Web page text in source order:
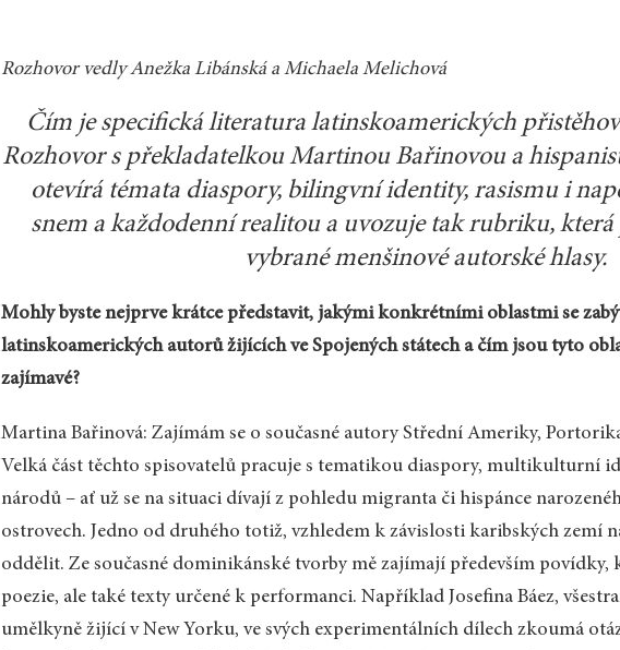
Rozhovor vedly Anežka Libánská a Michaela Melichová
Čím je specifická literatura latinskoamerických
Rozhovor s překladatelkou Martinou Bařinovou a
otevírá témata diaspory, bilingvní identity, rasismu i
snem a každodenní realitou a uvozuje tak rubriku,
vybrané menšinové autorské hlasy.
Mohly byste nejprve krátce představit, jakými konkrétními oblastmi se
latinskoamerických autorů žijících ve Spojených státech a čím jsou tyto
zajímavé?
Martina Bařinová: Zajímám se o současné autory Střední Ameriky,
Velká část těchto spisovatelů pracuje s tematikou diaspory, multikulturní
národů – ať už se na situaci dívají z pohledu migranta či hispánce
ostrovech. Jedno od druhého totiž, vzhledem k závislosti karibských zemí
oddělit. Ze současné dominikánské tvorby mě zajímají především povídky,
poezie, ale také texty určené k performanci. Například Josefina Báez,
umělkyně žijící v New Yorku, ve svých experimentálních dílech zkoumá